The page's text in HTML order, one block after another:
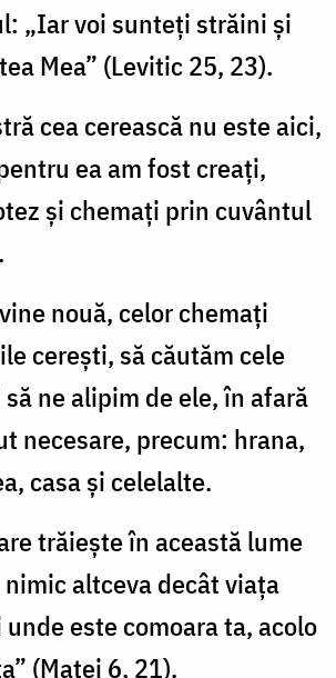
„Iar voi sunteţi străini şi
Mea” (Levitic 25, 23).
cea cerească nu este aici,
ea am fost creaţi,
şi chemaţi prin cuvântul
nouă, celor chemaţi
cereşti, să căutăm cele
ne alipim de ele, în afară
necesare, precum: hrana,
casa şi celelalte.
trăieşte în această lume
altceva decât viaţa
este comoara ta, acolo
(Matei 6, 21).